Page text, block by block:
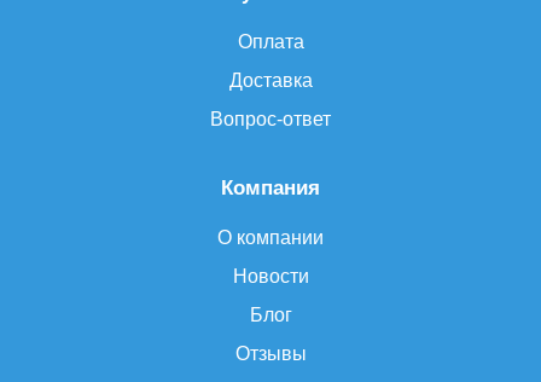
Компания
О компании
Новости
Блог
Отзывы
Оплата
Доставка
Вопрос-ответ